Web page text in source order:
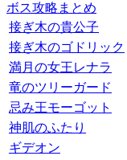
ボス攻略まとめ
接ぎ木の貴公子
接ぎ木のゴドリック
満月の女王レナラ
竜のツリーガード
忌み王モーゴット
神肌のふたり
ギデオン